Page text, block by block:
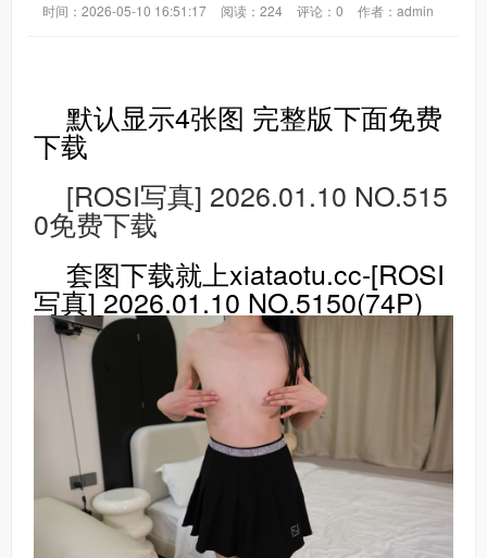
时间：2026-05-10 16:51:17 阅读： 224 评论： 0 作者：admin
默认显示4张图 完整版下面免费
下载
[ROSI写真] 2026.01.10 NO.515
0免费下载
套图下载就上xiataotu.cc-[ROSI
写真] 2026.01.10 NO.5150(74P)